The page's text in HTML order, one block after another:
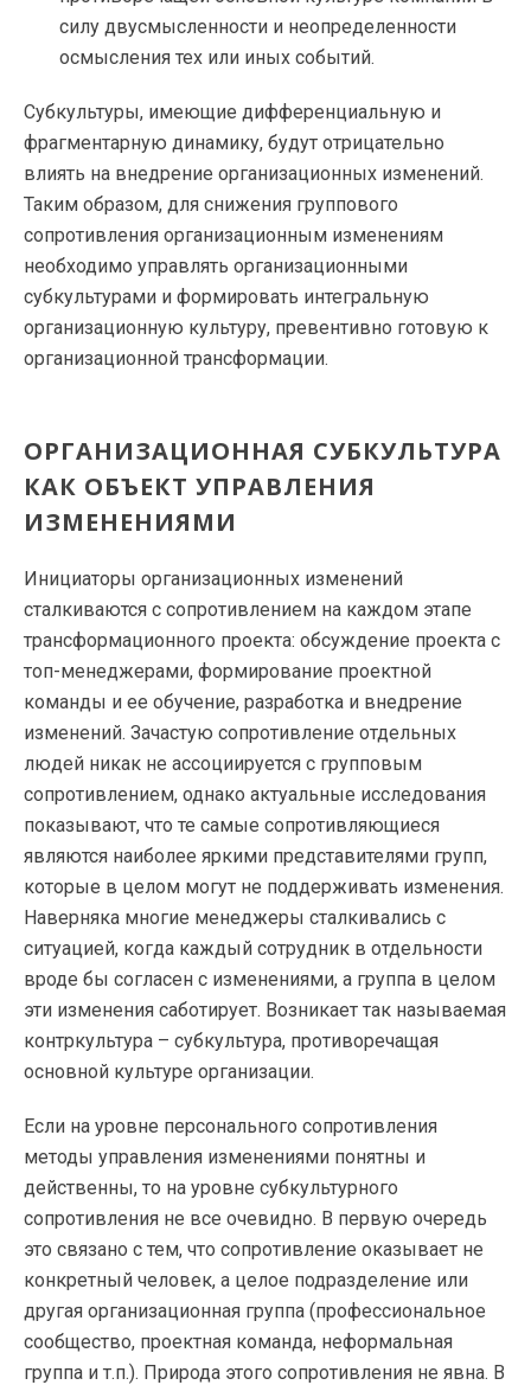
силу двусмысленности и неопределенности
осмысления тех или иных событий.
Субкультуры, имеющие дифференциальную и
фрагментарную динамику, будут отрицательно
влиять на внедрение организационных изменений.
Таким образом, для снижения группового
сопротивления организационным изменениям
необходимо управлять организационными
субкультурами и формировать интегральную
организационную культуру, превентивно готовую к
организационной трансформации.
ОРГАНИЗАЦИОННАЯ СУБКУЛЬТУРА
КАК ОБЪЕКТ УПРАВЛЕНИЯ
ИЗМЕНЕНИЯМИ
Инициаторы организационных изменений
сталкиваются с сопротивлением на каждом этапе
трансформационного проекта: обсуждение проекта с
топ-менеджерами, формирование проектной
команды и ее обучение, разработка и внедрение
изменений. Зачастую сопротивление отдельных
людей никак не ассоциируется с групповым
сопротивлением, однако актуальные исследования
показывают, что те самые сопротивляющиеся
являются наиболее яркими представителями групп,
которые в целом могут не поддерживать изменения.
Наверняка многие менеджеры сталкивались с
ситуацией, когда каждый сотрудник в отдельности
вроде бы согласен с изменениями, а группа в целом
эти изменения саботирует. Возникает так называемая
контркультура – субкультура, противоречащая
основной культуре организации.
Если на уровне персонального сопротивления
методы управления изменениями понятны и
действенны, то на уровне субкультурного
сопротивления не все очевидно. В первую очередь
это связано с тем, что сопротивление оказывает не
конкретный человек, а целое подразделение или
другая организационная группа (профессиональное
сообщество, проектная команда, неформальная
группа и т.п.). Природа этого сопротивления не явна. В